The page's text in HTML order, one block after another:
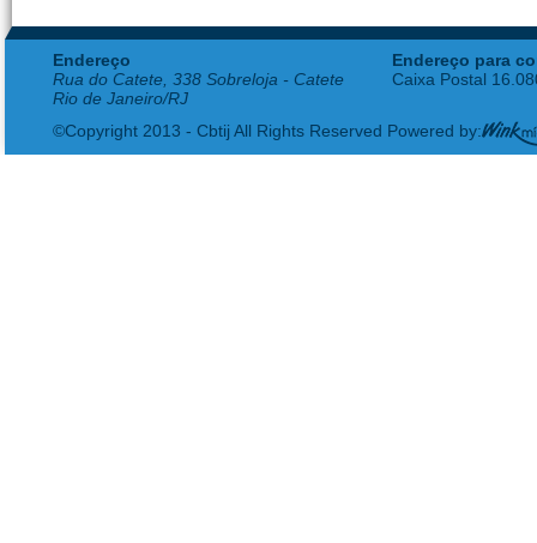
Endereço
Rua do Catete, 338 Sobreloja - Catete
Rio de Janeiro/RJ
Endereço para
Caixa Postal
©Copyright 2013 - Cbtij All Rights Reserved Powered by: